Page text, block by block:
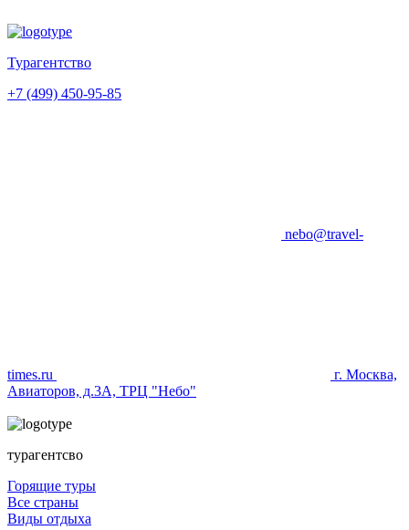
Турагентство
+7 (499) 450-95-85
nebo@travel-
times.ru
г. Москва,
Авиаторов, д.3А, ТРЦ "Небо"
турагентсво
Горящие туры
Все страны
Виды отдыха